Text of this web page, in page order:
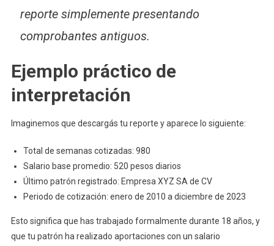
reporte simplemente presentando
comprobantes antiguos.
Ejemplo práctico de
interpretación
Imaginemos que descargás tu reporte y aparece lo siguiente:
Total de semanas cotizadas: 980
Salario base promedio: 520 pesos diarios
Último patrón registrado: Empresa XYZ SA de CV
Periodo de cotización: enero de 2010 a diciembre de 2023
Esto significa que has trabajado formalmente durante 18 años, y
que tu patrón ha realizado aportaciones con un salario